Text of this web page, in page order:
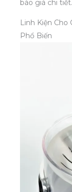
báo giá chi tiết.
Linh Kiện Cho
Phổ Biến